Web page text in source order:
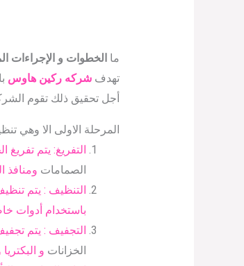
ما الخطوات و
تهدف شركه ركين هاوس
أجل تحقيق ذلك تقوم
المرحلة الاولى الا وهي
التفريغ: يتم تفريغ
الصمامات ومنافذ
التنظيف : يتم
باستخدام أدوات
التجفيف : يتم
الخزانات و